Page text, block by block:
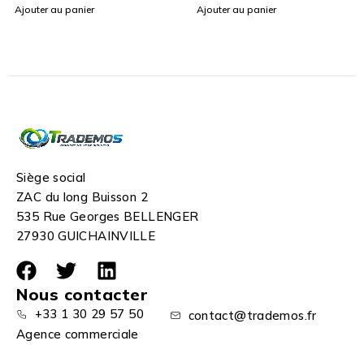
Ajouter au panier Ajouter au panier
Siège social
ZAC du long Buisson 2
535 Rue Georges BELLENGER
27930 GUICHAINVILLE
Nous contacter
+33 1 30 29 57 50
contact@trademos.fr
Agence commerciale